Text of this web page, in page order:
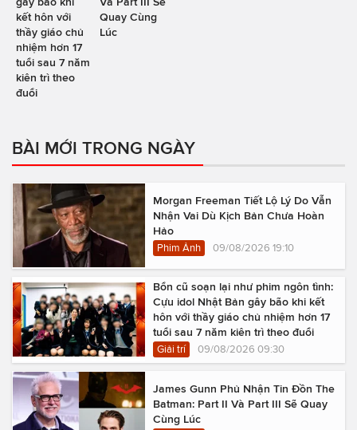
kết hôn với
thầy giáo chủ
nhiệm hơn 17
tuổi sau 7 năm
kiên trì theo
đuổi
Quay Cùng
Lúc
BÀI MỚI TRONG NGÀY
Morgan Freeman Tiết Lộ Lý Do Vẫn
Nhận Vai Dù Kịch Bản Chưa Hoàn
Hảo
Phim Ảnh 09/08/2026 19:10
Bổn cũ soạn lại như phim ngôn tình:
Cựu idol Nhật Bản gây bão khi kết
hôn với thầy giáo chủ nhiệm hơn 17
tuổi sau 7 năm kiên trì theo đuổi
Giải trí 09/08/2026 09:30
James Gunn Phủ Nhận Tin Đồn The
Batman: Part II Và Part III Sẽ Quay
Cùng Lúc